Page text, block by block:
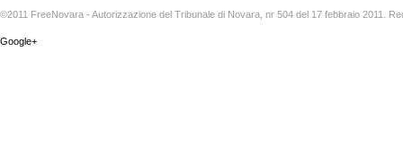
©2011 FreeNovara - Autorizzazione del Tribunale di Novara, nr 504 del 17 febbraio 2011.
Google+